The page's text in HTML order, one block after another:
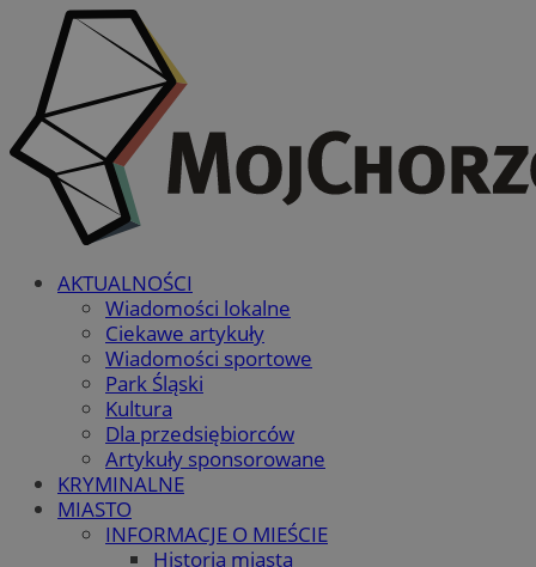
AKTUALNOŚCI
Wiadomości lokalne
Ciekawe artykuły
Wiadomości sportowe
Park Śląski
Kultura
Dla przedsiębiorców
Artykuły sponsorowane
KRYMINALNE
MIASTO
INFORMACJE O MIEŚCIE
Historia miasta